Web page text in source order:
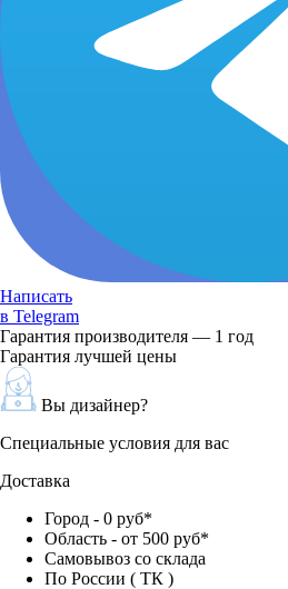
Написать
в Telegram
Гарантия производителя — 1 год
Гарантия лучшей цены
Вы дизайнер?
Специальные условия для вас
Доставка
Город - 0 руб*
Область - от 500 руб*
Самовывоз со склада
По России ( ТК )